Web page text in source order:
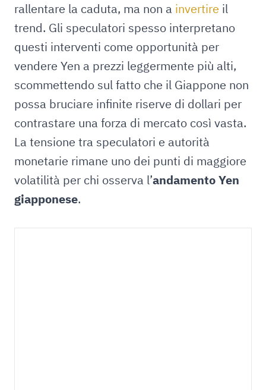
rallentare la caduta, ma non a invertire il
trend. Gli speculatori spesso interpretano
questi interventi come opportunità per
vendere Yen a prezzi leggermente più alti,
scommettendo sul fatto che il Giappone non
possa bruciare infinite riserve di dollari per
contrastare una forza di mercato così vasta.
La tensione tra speculatori e autorità
monetarie rimane uno dei punti di maggiore
volatilità per chi osserva l’andamento Yen
giapponese.